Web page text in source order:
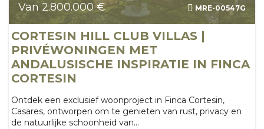
Van 2.800.000 € MRE-00547G
CORTESIN HILL CLUB VILLAS |
PRIVÉWONINGEN MET
ANDALUSISCHE INSPIRATIE IN FINCA
CORTESIN
Ontdek een exclusief woonproject in Finca Cortesin,
Casares, ontworpen om te genieten van rust, privacy en
de natuurlijke schoonheid van...